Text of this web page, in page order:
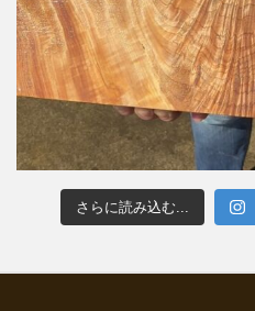
さらに読み込む...